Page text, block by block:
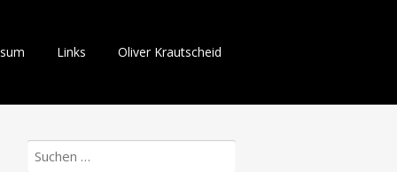
Links Oliver Krautscheid
Suchen
nach: